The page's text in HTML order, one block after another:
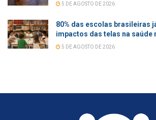
5 DE AGOSTO DE 2026
80% das escolas brasileiras
impactos das telas na saúde
5 DE AGOSTO DE 2026